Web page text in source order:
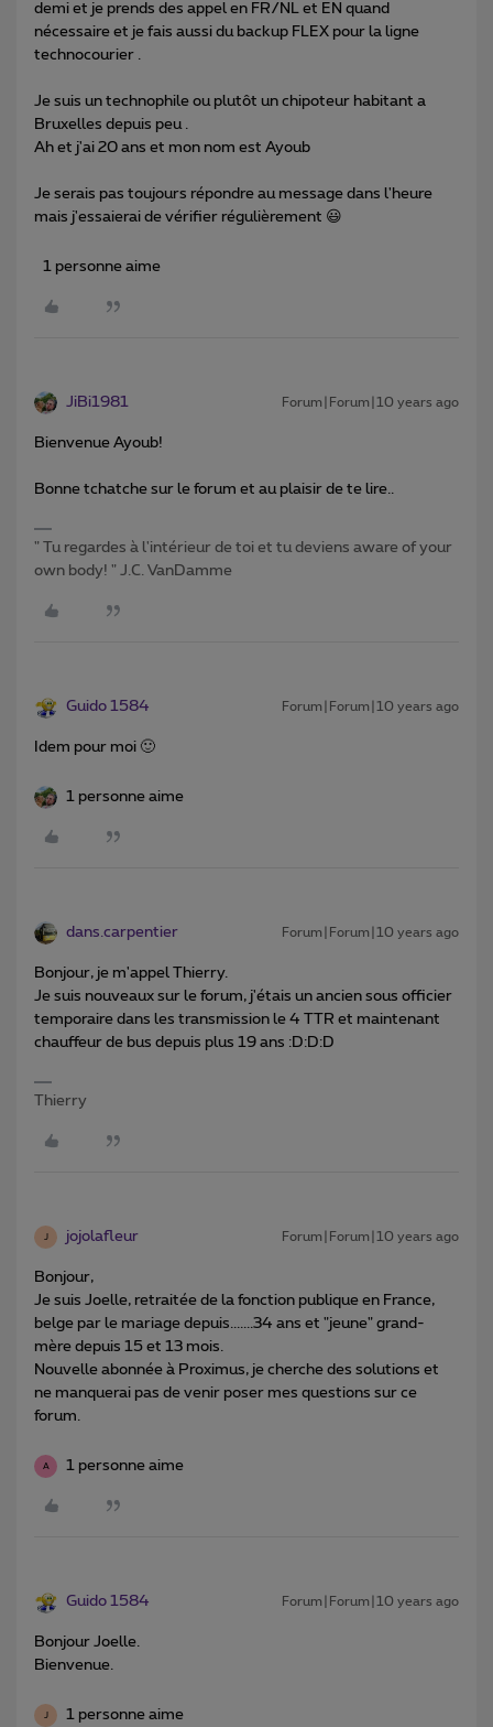
demi et je prends des appel en FR/NL et EN quand
nécessaire et je fais aussi du backup FLEX pour la ligne
technocourier .
Je suis un technophile ou plutôt un chipoteur habitant a
Bruxelles depuis peu .
Ah et j'ai 20 ans et mon nom est Ayoub
Je serais pas toujours répondre au message dans l'heure
mais j'essaierai de vérifier régulièrement 😃
1 personne aime
JiBi1981 Forum|Forum|10 years ago
Bienvenue Ayoub!
Bonne tchatche sur le forum et au plaisir de te lire..
" Tu regardes à l'intérieur de toi et tu deviens aware of your
own body! " J.C. VanDamme
Guido 1584 Forum|Forum|10 years ago
Idem pour moi 🙂
1 personne aime
dans.carpentier Forum|Forum|10 years ago
Bonjour, je m'appel Thierry.
Je suis nouveaux sur le forum, j'étais un ancien sous officier
temporaire dans les transmission le 4 TTR et maintenant
chauffeur de bus depuis plus 19 ans :D:D:D
Thierry
jojolafleur Forum|Forum|10 years ago
Bonjour,
Je suis Joelle, retraitée de la fonction publique en France,
belge par le mariage depuis.......34 ans et "jeune" grand-
mère depuis 15 et 13 mois.
Nouvelle abonnée à Proximus, je cherche des solutions et
ne manquerai pas de venir poser mes questions sur ce
forum.
A 1 personne aime
Guido 1584 Forum|Forum|10 years ago
Bonjour Joelle.
Bienvenue.
1 personne aime